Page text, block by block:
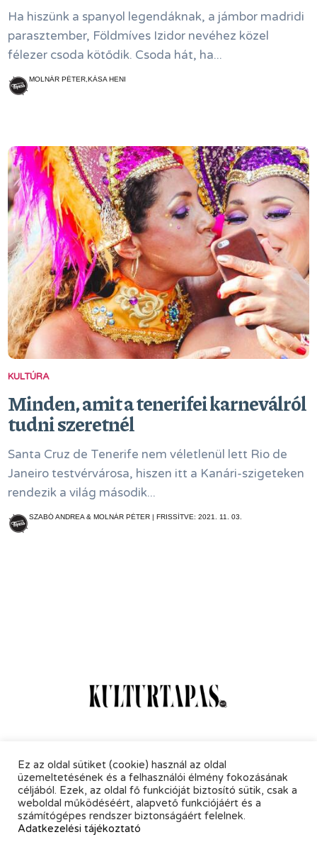
Ha hiszünk a spanyol legendáknak, a jámbor madridi
parasztember, Földmíves Izidor nevéhez közel
félezer csoda kötődik. Csoda hát, ha...
MOLNÁR PÉTER,KÁSA HENI
KULTÚRA
Minden, amit a tenerifei karneválról
tudni szeretnél
Santa Cruz de Tenerife nem véletlenül lett Rio de
Janeiro testvérvárosa, hiszen itt a Kanári-szigeteken
rendezik a világ második...
SZABÓ ANDREA & MOLNÁR PÉTER | FRISSÍTVE: 2021. 11. 03.
Ez az oldal sütiket (cookie) használ az oldal
üzemeltetésének és a felhasználói élmény fokozásának
céljából. Ezek, az oldal fő funkcióját biztosító sütik, csak a
weboldal működéséért, alapvető funkciójáért és a
számítógépes rendszer biztonságáért felelnek.
Adatkezelési tájékoztató